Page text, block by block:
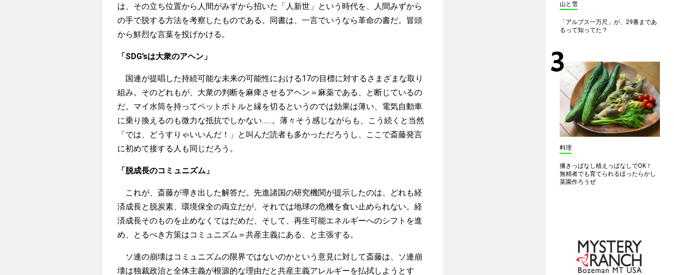
は、その立ち位置から人間がみずから招いた「人新世」という時代を、人間みずから
の手で脱する方法を考察したものである。同書は、一言でいうなら革命の書だ。冒頭
から鮮烈な言葉を投げかける。
「SDG’sは大衆のアヘン」
国連が提唱した持続可能な未来の可能性における17の目標に対するさまざまな取り
組み。そのどれもが、大衆の判断を麻痺させるアヘン＝麻薬である、と断じているの
だ。マイ水筒を持ってペットボトルと縁を切るというのでは効果は薄い、電気自動車
に乗り換えるのも微力な抵抗でしかない……。薄々そう感じながらも、こう続くと当然
「では、どうすりゃいいんだ！」と叫んだ読者も多かっただろうし、ここで斎藤発言
に初めて接する人も同じだろう。
「脱成長のコミュニズム」
これが、斎藤が導き出した解答だ。先進諸国の研究機関が提示したのは、どれも経
済成長と脱炭素、環境保全の両立だが、それでは地球の危機を食い止められない。経
済成長そのものを止めなくてはだめだ、そして、再生可能エネルギーへのシフトを進
め、とるべき方策はコミュニズム＝共産主義にある、と主張する。
ソ連の崩壊はコミュニズムの限界ではないのかという意見に対して斎藤は、ソ連崩
壊は独裁政治と全体主義が根源的な理由だと共産主義アレルギーを払拭しようとす
山と雪
「アルプス一万尺」が、29番まであ
るって知ってた？
料理
播きっぱなし植えっぱなしでOK！
無精者でも育てられるほったらかし
菜園作ろうぜ